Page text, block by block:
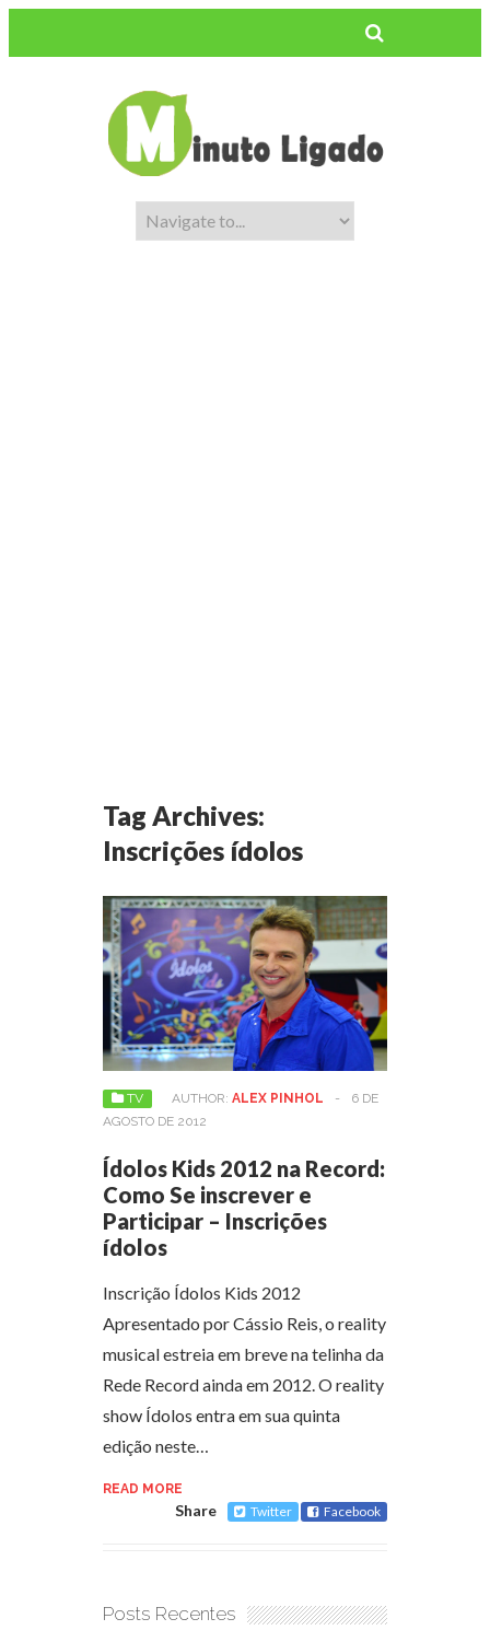
Tag Archives:
Inscrições ídolos
TV AUTHOR: ALEX PINHOL -
6 DE
AGOSTO DE 2012
Ídolos Kids 2012 na Record:
Como Se inscrever e
Participar – Inscrições
ídolos
Inscrição Ídolos Kids 2012
Apresentado por Cássio Reis, o reality
musical estreia em breve na telinha da
Rede Record ainda em 2012. O reality
show Ídolos entra em sua quinta
edição neste…
READ MORE
Share Twitter Facebook
Posts Recentes